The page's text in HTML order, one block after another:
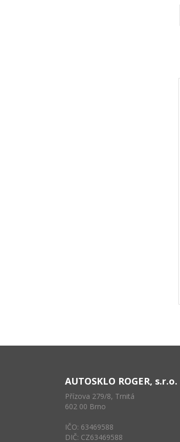
AUTOSKLO ROGER, s.r.o.
Přízova 279/8, Trnitá
602 00 Brno
IČO: 63469588
DIČ: CZ63469588